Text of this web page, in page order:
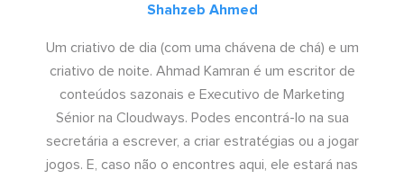
Shahzeb Ahmed
Um criativo de dia (com uma chávena de chá) e um
criativo de noite. Ahmad Kamran é um escritor de
conteúdos sazonais e Executivo de Marketing
Sénior na Cloudways. Podes encontrá-lo na sua
secretária a escrever, a criar estratégias ou a jogar
jogos. E, caso não o encontres aqui, ele estará nas